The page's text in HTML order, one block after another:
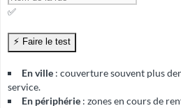
✅
En ville : couverture souvent plus
service.
En périphérie : zones en cours de